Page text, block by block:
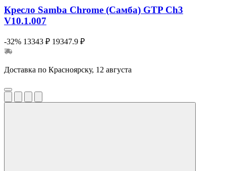
Кресло Samba Chrome (Самба) GTP Ch3
V10.1.007
-32% 13343 ₽ 19347.9 ₽
Доставка по Красноярску, 12 августа